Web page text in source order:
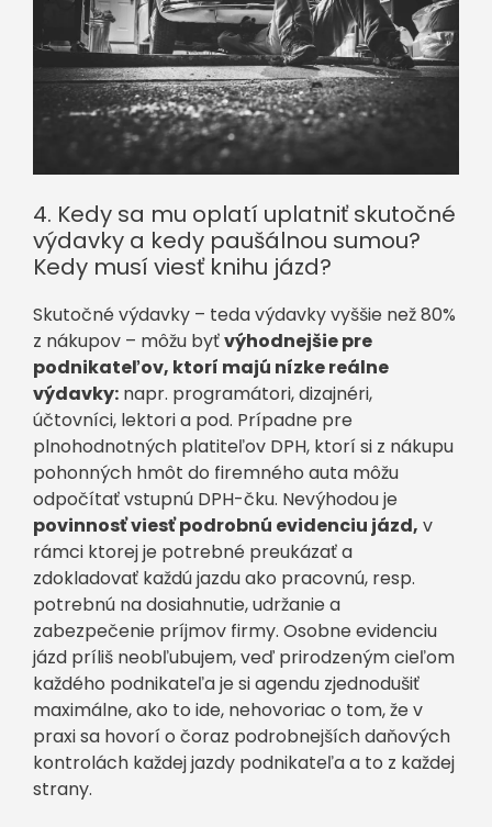
4. Kedy sa mu oplatí uplatniť skutočné
výdavky a kedy paušálnou sumou?
Kedy musí viesť knihu jázd?
Skutočné výdavky – teda výdavky vyššie než 80%
z nákupov – môžu byťvýhodnejšie pre
podnikateľov, ktorí majú nízke reálne
výdavky: napr. programátori, dizajnéri,
účtovníci, lektori a pod. Prípadne pre
plnohodnotných platiteľov DPH, ktorí si z nákupu
pohonných hmôt do firemného auta môžu
odpočítať vstupnú DPH-čku. Nevýhodou je
povinnosť viesť podrobnú evidenciu jázd, v
rámci ktorej je potrebné preukázať a
zdokladovať každú jazdu ako pracovnú, resp.
potrebnú na dosiahnutie, udržanie a
zabezpečenie príjmov firmy. Osobne evidenciu
jázd príliš neobľubujem, veď prirodzeným cieľom
každého podnikateľa je si agendu zjednodušiť
maximálne, ako to ide, nehovoriac o tom, že v
praxi sa hovorí o čoraz podrobnejších daňových
kontrolách každej jazdy podnikateľa a to z každej
strany.